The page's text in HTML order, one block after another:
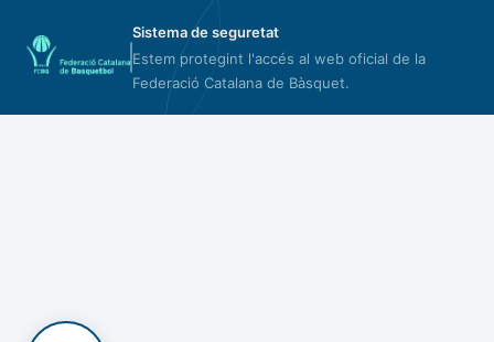
Sistema de seguretat
Estem protegint l'accés al web oficial de la
Federació Catalana de Bàsquet.